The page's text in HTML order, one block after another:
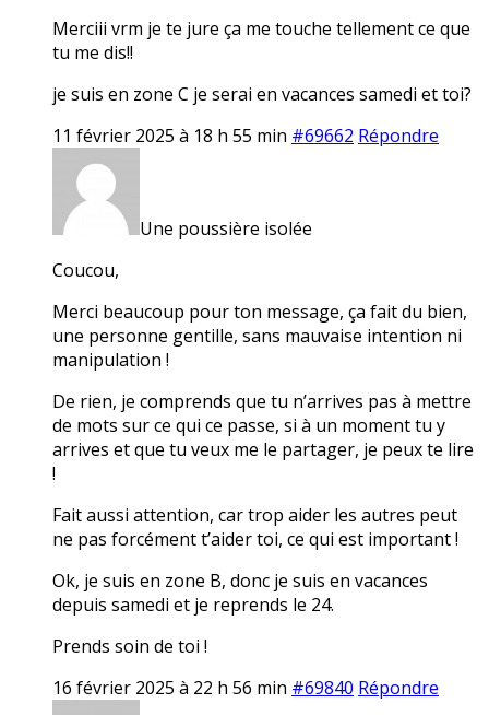
Merciii vrm je te jure ça me touche tellement ce que
tu me dis!!
je suis en zone C je serai en vacances samedi et toi?
11 février 2025 à 18 h 55 min #69662 Répondre
Une poussière isolée
Coucou,
Merci beaucoup pour ton message, ça fait du bien,
une personne gentille, sans mauvaise intention ni
manipulation !
De rien, je comprends que tu n’arrives pas à mettre
de mots sur ce qui ce passe, si à un moment tu y
arrives et que tu veux me le partager, je peux te lire
!
Fait aussi attention, car trop aider les autres peut
ne pas forcément t’aider toi, ce qui est important !
Ok, je suis en zone B, donc je suis en vacances
depuis samedi et je reprends le 24.
Prends soin de toi !
16 février 2025 à 22 h 56 min #69840 Répondre